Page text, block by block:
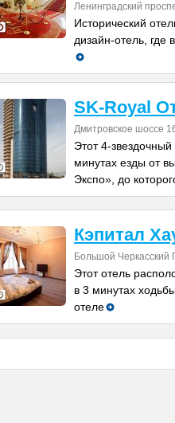
Ленинградский
Исторический
дизайн-отель, где
SK-Royal
Дмитровское шоссе
Этот 4-
минутах езды от
Экспо», до
Кэпитал
Большой Черкасский
Этот отель
в 3 минутах
отеле